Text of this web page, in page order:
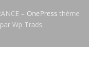
– OnePress thème
Wp Trads.